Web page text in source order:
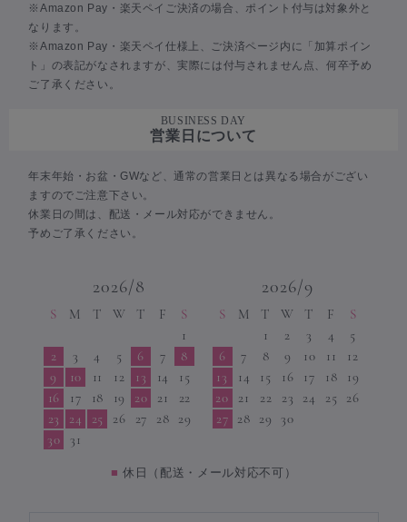
※Amazon Pay・楽天ペイご決済の場合、ポイント付与は対象外と
なります。
※Amazon Pay・楽天ペイ仕様上、ご決済ページ内に「加算ポイン
ト」の表記がなされますが、実際には付与されません点、何卒予め
ご了承ください。
BUSINESS DAY
営業日について
年末年始・お盆・GWなど、通常の営業日とは異なる場合がござい
ますのでご注意下さい。
休業日の間は、配送・メール対応ができません。
予めご了承ください。
2026/8
S M T W T F
S
1
2
3 4 5 6 7
8
9
10 11 12 13 14
15
16
17 18 19 20 21
22
23
24 25 26 27 28
29
30
31
2026/9
S M T W T F
S
1
2 3 4
5
6
7 8 9 10 11
12
13
14 15 16 17 18
19
20
21 22 23 24 25
26
27
28 29 30
■ 休日（配送・メール対応不可）